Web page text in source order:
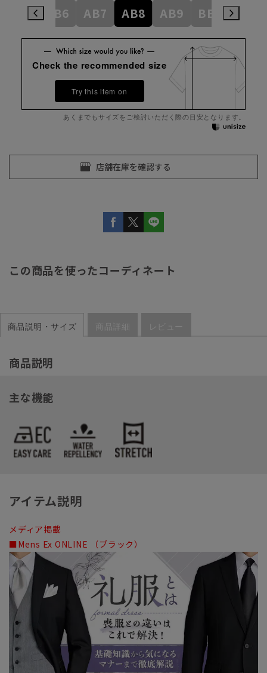
AB6 AB7 AB8 AB9 BE3
Check the recommended size
Try this item on
あくまでもサイズをご検討いただく際の目安となります。
この商品を使ったコーディネート
商品説明・サイズ 商品詳細 レビュー
商品説明
主な機能
アイテム説明
メディア掲載
■Mens Ex ONLINE （ブラック）